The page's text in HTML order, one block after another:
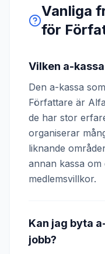
Vanliga
för
Vilken a-
Den a-kassa
Författare är
de har stor
organiserar
liknande
annan kassa
medlemsvillkor.
Kan jag byta
jobb?